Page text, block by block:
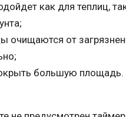
как для теплиц,
очищаются от
большую площадь.